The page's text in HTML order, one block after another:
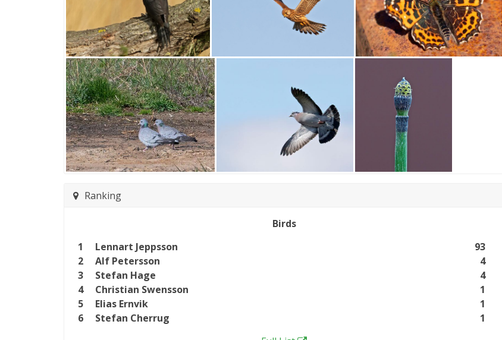
Ranking
Birds
1
Lennart Jeppsson
93
2
Alf Petersson
4
3
Stefan Hage
4
4
Christian Swensson
1
5
Elias Ernvik
1
6
Stefan Cherrug
1